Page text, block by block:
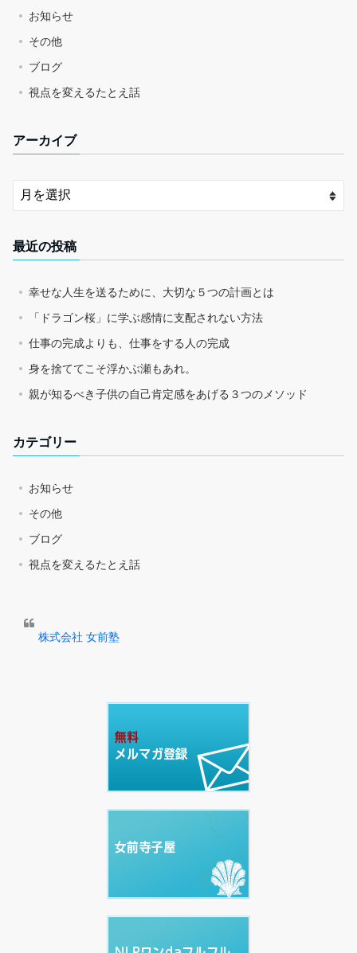
お知らせ
その他
ブログ
視点を変えるたとえ話
アーカイブ
最近の投稿
幸せな人生を送るために、大切な５つの計画とは
「ドラゴン桜」に学ぶ感情に支配されない方法
仕事の完成よりも、仕事をする人の完成
身を捨ててこそ浮かぶ瀬もあれ。
親が知るべき子供の自己肯定感をあげる３つのメソッド
カテゴリー
お知らせ
その他
ブログ
視点を変えるたとえ話
株式会社 女前塾